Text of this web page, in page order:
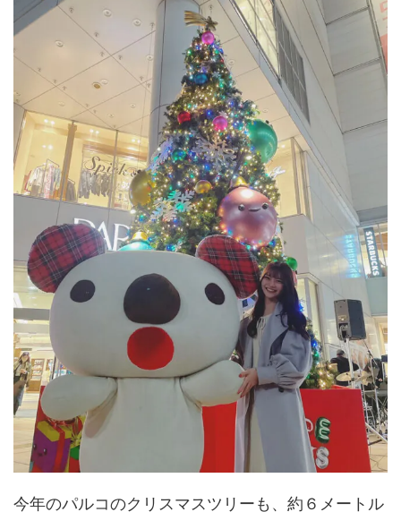
今年のパルコのクリスマスツリーも、約６メートル